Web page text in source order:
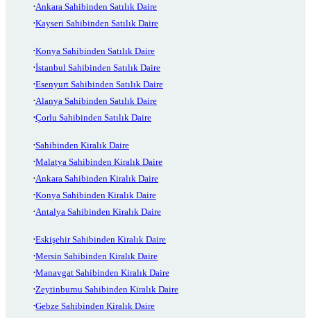
Ankara Sahibinden Satılık Daire
Kayseri Sahibinden Satılık Daire
Konya Sahibinden Satılık Daire
İstanbul Sahibinden Satılık Daire
Esenyurt Sahibinden Satılık Daire
Alanya Sahibinden Satılık Daire
Çorlu Sahibinden Satılık Daire
Sahibinden Kiralık Daire
Malatya Sahibinden Kiralık Daire
Ankara Sahibinden Kiralık Daire
Konya Sahibinden Kiralık Daire
Antalya Sahibinden Kiralık Daire
Eskişehir Sahibinden Kiralık Daire
Mersin Sahibinden Kiralık Daire
Manavgat Sahibinden Kiralık Daire
Zeytinburnu Sahibinden Kiralık Daire
Gebze Sahibinden Kiralık Daire